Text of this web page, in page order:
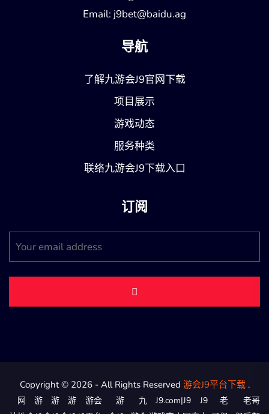
Email: j9bet@baidu.ag
导航
了解九游会J9官网下载
项目展示
游戏动态
服务种类
联络九游会J9下载入口
订阅
Copyright © 2026 - All Rights Reserved 游会J9平台下载.
网
游
游
游
游会
游
九
J9.com|J9
J9
老
老哥